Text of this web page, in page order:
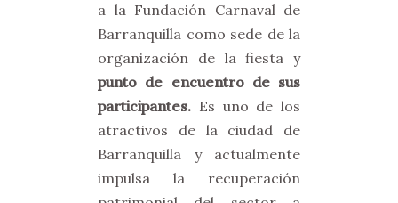
a la Fundación Carnaval de
Barranquilla como sede de la
organización de la fiesta y
punto de encuentro de sus
participantes. Es uno de los
atractivos de la ciudad de
Barranquilla y actualmente
impulsa la recuperación